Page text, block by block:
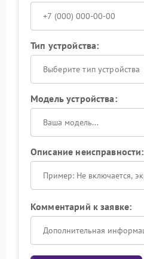
Тип устройства:
Выберите тип устройства
Модель устройства:
Описание неисправности:
Комментарий к заявке: